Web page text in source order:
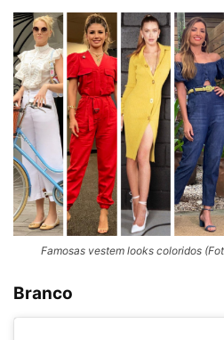
Famosas vestem looks coloridos
Branco